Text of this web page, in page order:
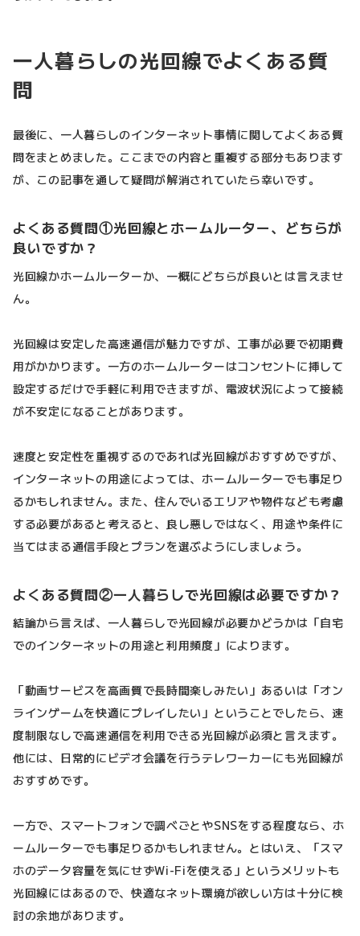
一人暮らしの光回線でよくある質
問
最後に、一人暮らしのインターネット事情に関してよくある質
問をまとめました。ここまでの内容と重複する部分もあります
が、この記事を通して疑問が解消されていたら幸いです。
よくある質問①光回線とホームルーター、どちらが
良いですか？
光回線かホームルーターか、一概にどちらが良いとは言えませ
ん。
光回線は安定した高速通信が魅力ですが、工事が必要で初期費
用がかかります。一方のホームルーターはコンセントに挿して
設定するだけで手軽に利用できますが、電波状況によって接続
が不安定になることがあります。
速度と安定性を重視するのであれば光回線がおすすめですが、
インターネットの用途によっては、ホームルーターでも事足り
るかもしれません。また、住んでいるエリアや物件なども考慮
する必要があると考えると、良し悪しではなく、用途や条件に
当てはまる通信手段とプランを選ぶようにしましょう。
よくある質問②一人暮らしで光回線は必要ですか？
結論から言えば、一人暮らしで光回線が必要かどうかは「自宅
でのインターネットの用途と利用頻度」によります。
「動画サービスを高画質で長時間楽しみたい」あるいは「オン
ラインゲームを快適にプレイしたい」ということでしたら、速
度制限なしで高速通信を利用できる光回線が必須と言えます。
他には、日常的にビデオ会議を行うテレワーカーにも光回線が
おすすめです。
一方で、スマートフォンで調べごとやSNSをする程度なら、ホ
ームルーターでも事足りるかもしれません。とはいえ、「スマ
ホのデータ容量を気にせずWi-Fiを使える」というメリットも
光回線にはあるので、快適なネット環境が欲しい方は十分に検
討の余地があります。